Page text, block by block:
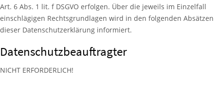
Art. 6 Abs. 1 lit. f DSGVO erfolgen. Über die jeweils im Einzelfall
einschlägigen Rechtsgrundlagen wird in den folgenden Absätzen
dieser Datenschutzerklärung informiert.
Datenschutz­beauftragter
NICHT ERFORDERLICH!